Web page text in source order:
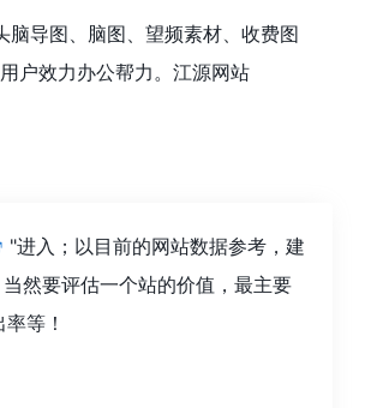
导图、脑图、望频素材、收费图
户效力办公帮力。江源网站
"进入；以目前的网站数据参考，建
然要评估一个站的价值，最主要
等！